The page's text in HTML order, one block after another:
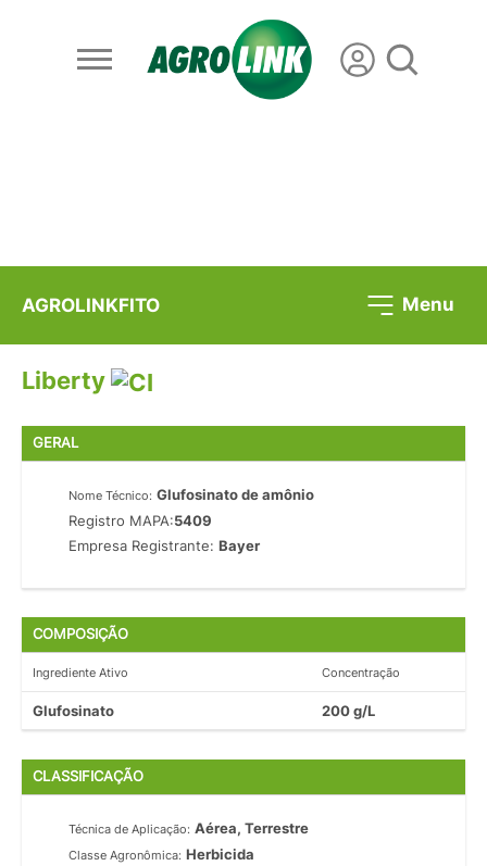
AGROLINKFITO Menu
Liberty
GERAL
Nome Técnico: Glufosinato de amônio
Registro MAPA:5409
Empresa Registrante:Bayer
COMPOSIÇÃO
Ingrediente Ativo Concentração
Glufosinato 200 g/L
CLASSIFICAÇÃO
Técnica de Aplicação: Aérea, Terrestre
Classe Agronômica: Herbicida